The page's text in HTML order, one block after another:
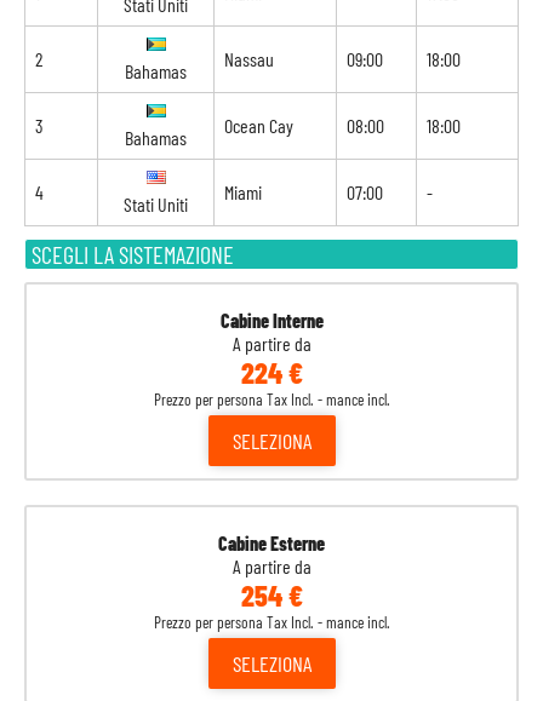
SCEGLI LA SISTEMAZIONE
Cabine Interne
A partire da
224 €
Prezzo per persona Tax Incl. - mance incl.
SELEZIONA
Cabine Esterne
A partire da
254 €
Prezzo per persona Tax Incl. - mance incl.
SELEZIONA
2
Bahamas
Nassau 09:00 18:00
3
Bahamas
Ocean Cay 08:00 18:00
4
Stati Uniti
Miami 07:00 -